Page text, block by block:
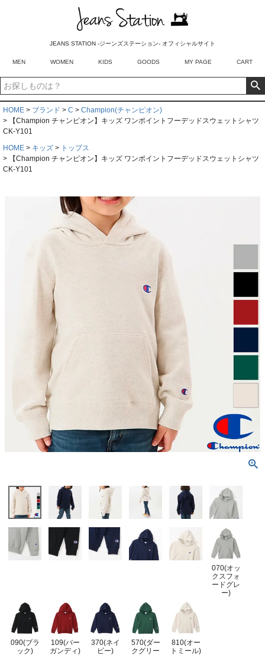
JEANS STATION -ジーンズステーション- オフィシャルサイト
MEN WOMEN KIDS GOODS MY PAGE CART
HOME ブランド C
Champion(チャンピオン)
【Champion チャンピオン】キッズ ワンポイントフーデッドスウェットシャツ
CK-Y101
HOME
キッズ
トップス
【Champion チャンピオン】キッズ ワンポイントフーデッドスウェットシャツ
CK-Y101
070(オッ
クスフォ
ードグレ
ー)
090(ブラ
ック)
109(バー
ガンディ)
370(ネイ
ビー)
570(ダー
クグリー
810(オー
トミール)